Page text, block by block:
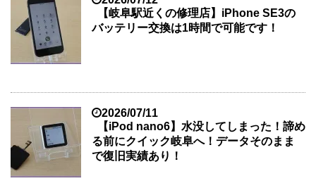
【岐阜駅近くの修理店】iPhone SE3の
バッテリー交換は1時間で可能です！
2026/07/11
【iPod nano6】水没してしまった！諦め
る前にクイック岐阜へ！データそのまま
で復旧実績あり！